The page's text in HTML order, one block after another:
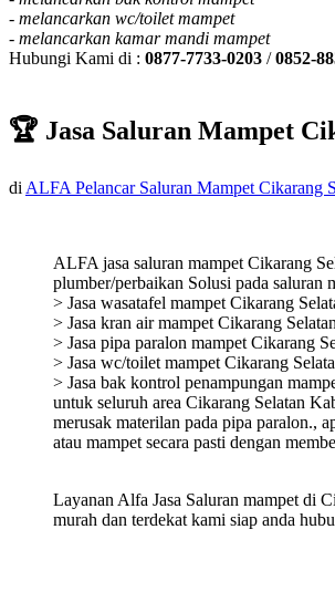
- melancarkan wc/toilet mampet
- melancarkan kamar mandi mampet
Hubungi Kami di : 0877-7733-0203 /0852-
🏆 Jasa Saluran Mampet
di ALFA Pelancar Saluran Mampet Cikarang
ALFA jasa saluran mampet Cikarang
plumber/perbaikan Solusi pada saluran
> Jasa wasatafel mampet Cikarang
> Jasa kran air mampet Cikarang
> Jasa pipa paralon mampet Cikarang
> Jasa wc/toilet mampet Cikarang
> Jasa bak kontrol penampungan
untuk seluruh area Cikarang Selatan
merusak materilan pada pipa paralon.,
atau mampet secara pasti dengan
Layanan Alfa Jasa Saluran mampet di
murah dan terdekat kami siap anda